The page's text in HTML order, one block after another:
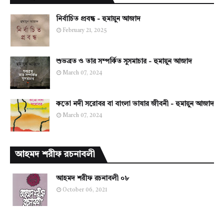
নির্বাচিত প্রবন্ধ - হুমায়ুন আজাদ
February 21, 2025
শুভব্রত ও তার সম্পর্কিত সুসমাচার - হুমায়ুন আজাদ
March 07, 2024
কতো নদী সরোবর বা বাংলা ভাষার জীবনী - হুমায়ুন আজাদ
March 07, 2024
আহমদ শরীফ রচনাবলী
আহমদ শরীফ রচনাবলী ০৮
October 06, 2021